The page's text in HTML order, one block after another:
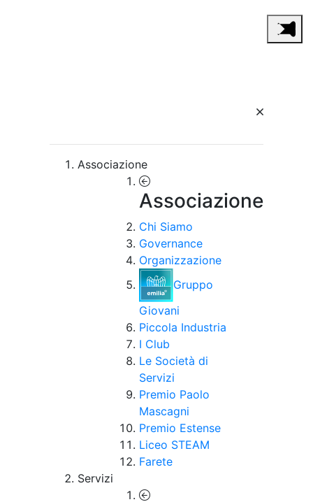
Associazione
Associazione
Chi Siamo
Governance
Organizzazione
Gruppo
Giovani
Piccola Industria
I Club
Le Società di
Servizi
Premio Paolo
Mascagni
Premio Estense
Liceo STEAM
Farete
Servizi